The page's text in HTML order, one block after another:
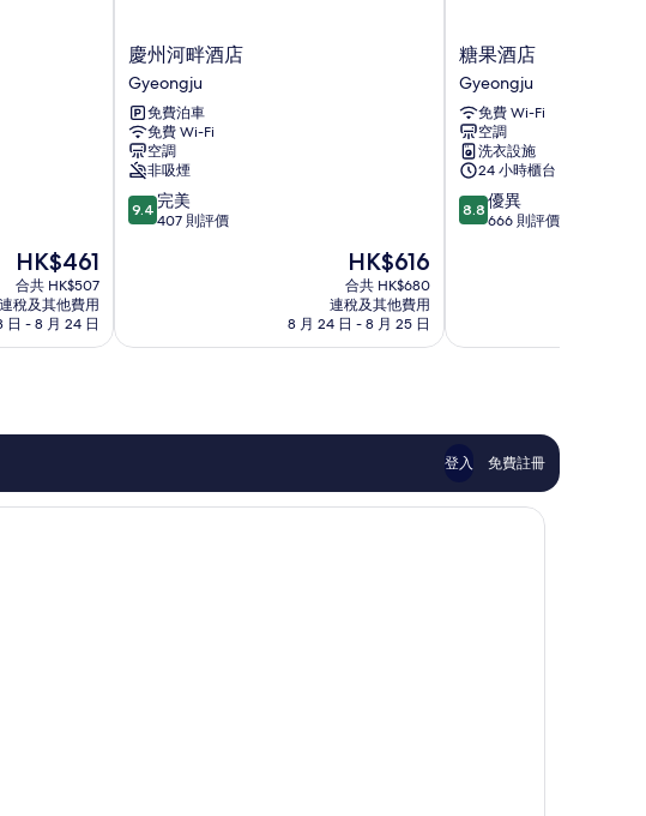
現
售
HK$461
HK$461
合共 HK$507
連稅及其他費用
日 - 8 月 24 日
慶
州
河
畔
酒
店
Gyeongju
慶州河畔酒店
Gyeongju
免費泊車
免費 Wi-Fi
空調
非吸煙
9.4
分
完
評
評
9.4 完美
407 則評價
現
售
HK$616
HK$616
合共 HK$680
連稅及其他費用
8 月 24 日 - 8 月 25 日
糖
果
酒
店
Gyeongju
糖果酒店
Gyeongju
免費 Wi-Fi
空調
洗衣設施
24 小時櫃台
8.8
分
優
評
價
評
8.8 優異
666 則評價
登入 免費註冊